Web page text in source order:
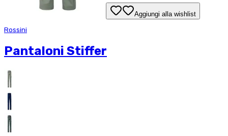
Aggiungi alla wishlist
Rossini
Pantaloni Stiffer